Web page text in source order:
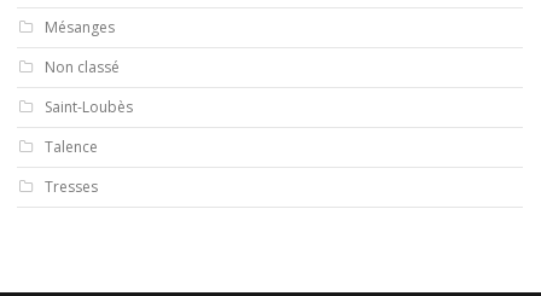
Mésanges
Non classé
Saint-Loubès
Talence
Tresses